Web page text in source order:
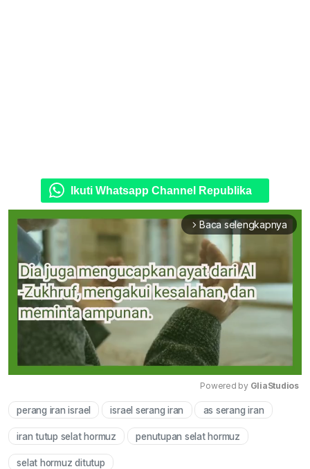
Ikuti Whatsapp Channel Republika
arrow_forward_ios Baca selengkapnya
Mute
Powered by GliaStudios
perang iran israel israel serang iran as serang iran
iran tutup selat hormuz penutupan selat hormuz
selat hormuz ditutup